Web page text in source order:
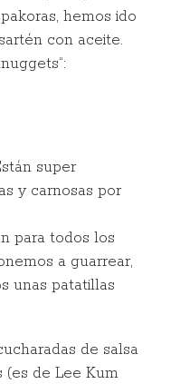
hemos ido
con aceite.
“:
super
y carnosas por
para todos los
a guarrear,
unas patatillas
de salsa
(es de Lee Kum